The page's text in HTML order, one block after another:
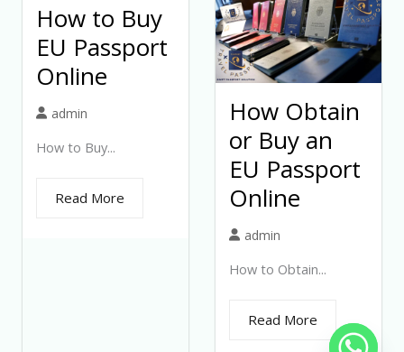
How to Buy
EU Passport
Online
admin
How to Buy...
Read More
How Obtain
or Buy an
EU Passport
Online
admin
How to Obtain...
Read More